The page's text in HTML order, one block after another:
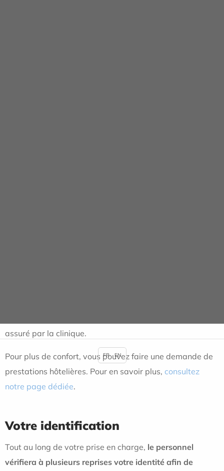
assuré par la clinique.
Pour plus de confort, vous pouvez faire une demande de
prestations hôtelières. Pour en savoir plus, consultez
notre page dédiée.
Votre identification
Tout au long de votre prise en charge, le personnel
vérifiera à plusieurs reprises votre identité afin de
FR EN